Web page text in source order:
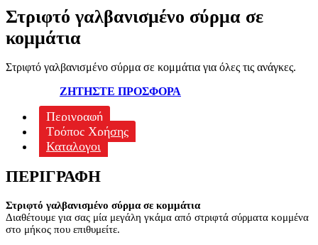
Στριφτό γαλβανισμένο σύρμα σε
κομμάτια
Στριφτό γαλβανισμένο σύρμα σε κομμάτια για όλες τις ανάγκες.
ΖΗΤΗΣΤΕ ΠΡΟΣΦΟΡΑ
Περιγραφή
Τρόπος Χρήσης
Καταλογοι
ΠΕΡΙΓΡΑΦΉ
Στριφτό γαλβανισμένο σύρμα σε κομμάτια
Διαθέτουμε για σας μία μεγάλη γκάμα από στριφτά σύρματα κομμένα
στο μήκος που επιθυμείτε.